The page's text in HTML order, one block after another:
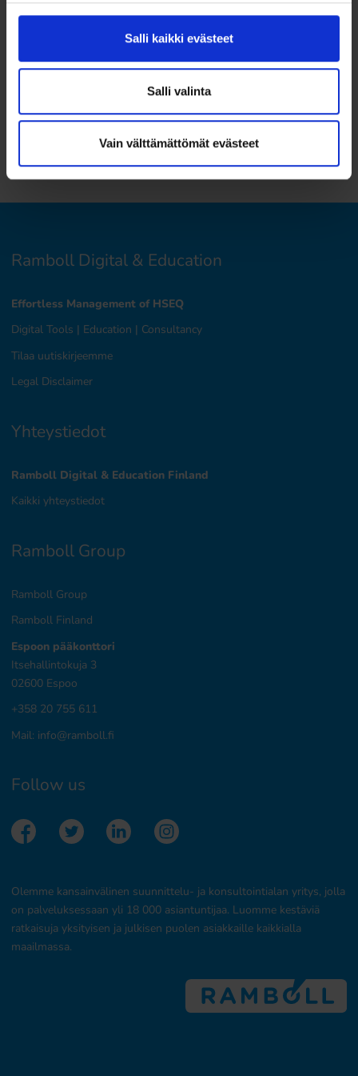
Salli kaikki evästeet
Salli valinta
Vain välttämättömät evästeet
asetusluonnoksen edellyttämällä tavalla ja selvittää, minkälaisia
ilmastovaikutuksia rakennuksella tai rakennuksen
ilmastoselvityksiä, jotka kattavat yrityksen tai yhteisön muitakin
toimintoja kuin rakentamista.
Ota asetukseen liittyen yhteyttä:helpdesk@lawly.fi
Rambollin kestävän rakentamisen Zero-palvelun liittyen
yhteyttä:zero@ramboll.fi
Ramboll Digital & Education
Effortless Management of HSEQ
Digital Tools | Education | Consultancy
Tilaa uutiskirjeemme
Legal Disclaimer
Yhteystiedot
Ramboll Digital & Education Finland
Kaikki yhteystiedot
Ramboll Group
Ramboll Group
Ramboll Finland
Espoon pääkonttori
Itsehallintokuja 3
02600 Espoo
+358 20 755 611
Mail: info@ramboll.fi
Follow us
Olemme kansainvälinen suunnittelu- ja konsultointialan yritys, jolla
on palveluksessaan yli 18 000 asiantuntijaa. Luomme kestäviä
ratkaisuja yksityisen ja julkisen puolen asiakkaille kaikkialla
maailmassa.